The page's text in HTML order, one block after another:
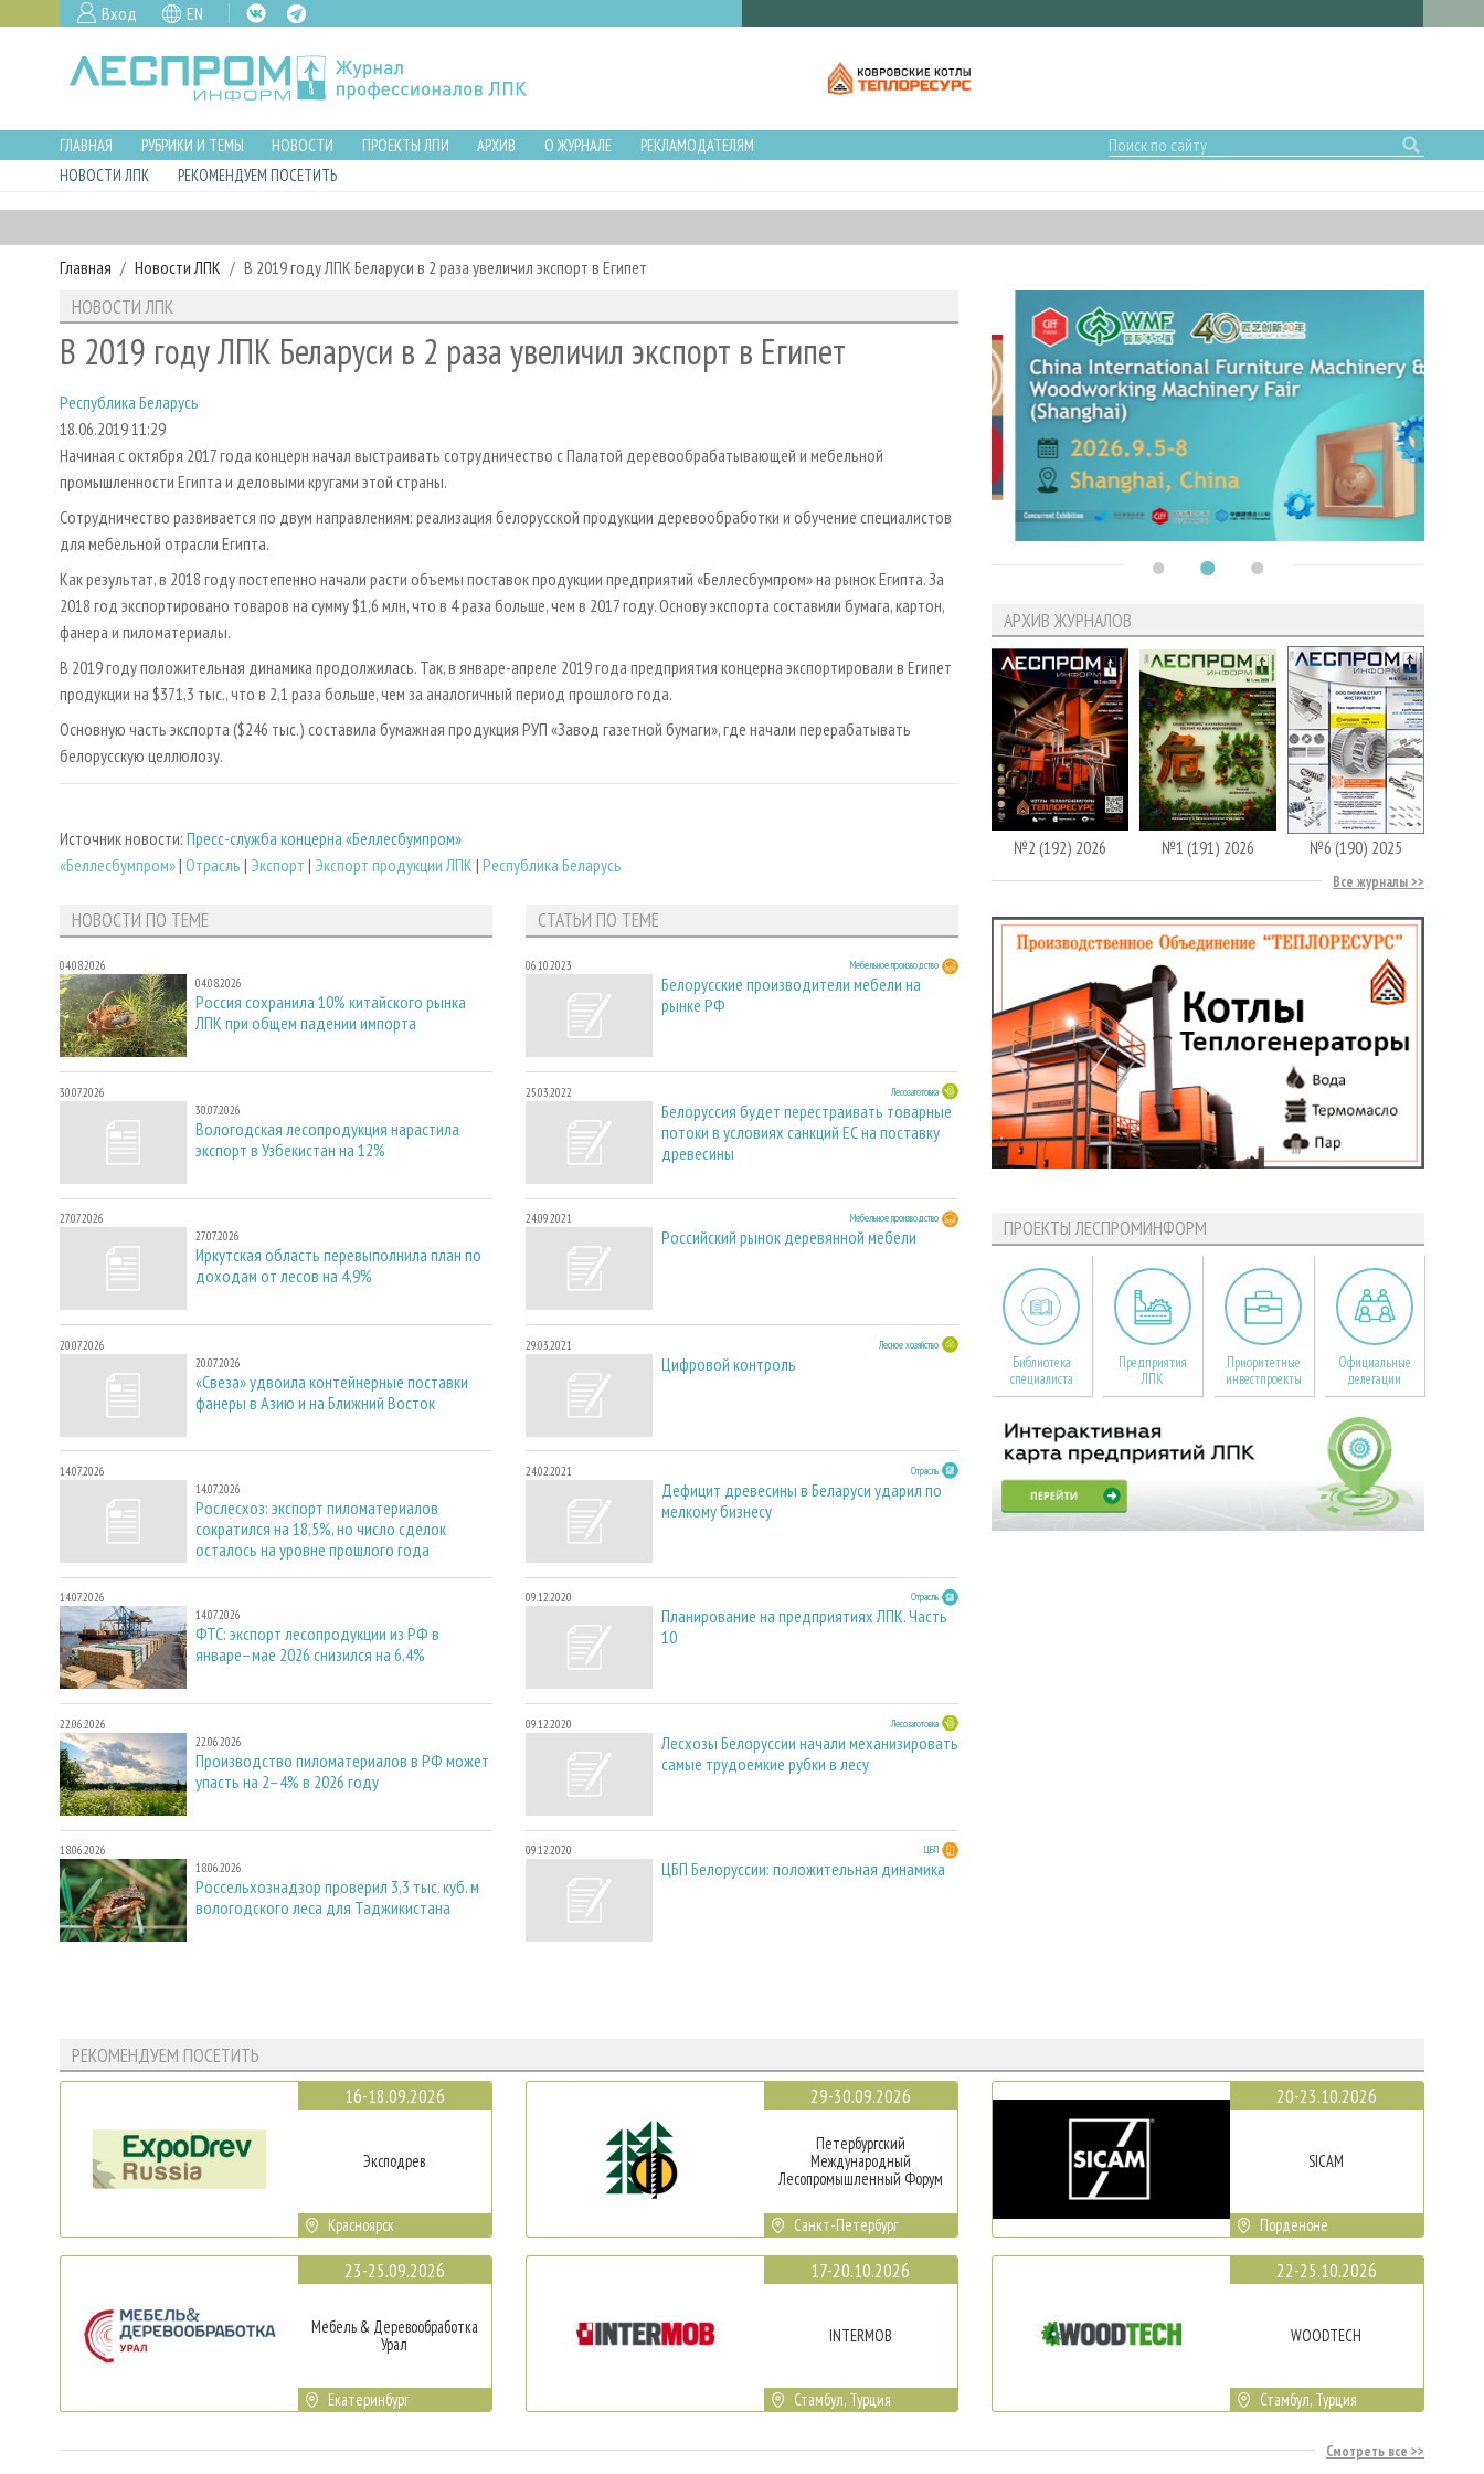
Вход EN
ГЛАВНАЯ РУБРИКИ И ТЕМЫ НОВОСТИ ПРОЕКТЫ ЛПИ АРХИВ О ЖУРНАЛЕ
РЕКЛАМОДАТЕЛЯМ
НОВОСТИ ЛПК
РЕКОМЕНДУЕМ ПОСЕТИТЬ
Главная Новости ЛПК В 2019 году ЛПК Беларуси в 2 раза увеличил экспорт в Египет
НОВОСТИ ЛПК
В 2019 году ЛПК Беларуси в 2 раза увеличил экспорт в Египет
Республика Беларусь
18.06.2019 11:29
Начиная с октября 2017 года концерн начал выстраивать сотрудничество с Палатой деревообрабатывающей и мебельной
промышленности Египта и деловыми кругами этой страны.
Сотрудничество развивается по двум направлениям: реализация белорусской продукции деревообработки и обучение специалистов
для мебельной отрасли Египта.
Как результат, в 2018 году постепенно начали расти объемы поставок продукции предприятий «Беллесбумпром» на рынок Египта. За
2018 год экспортировано товаров на сумму $1,6 млн, что в 4 раза больше, чем в 2017 году. Основу экспорта составили бумага, картон,
фанера и пиломатериалы.
В 2019 году положительная динамика продолжилась. Так, в январе-апреле 2019 года предприятия концерна экспортировали в Египет
продукции на $371,3 тыс., что в 2,1 раза больше, чем за аналогичный период прошлого года.
Основную часть экспорта ($246 тыс.) составила бумажная продукция РУП «Завод газетной бумаги», где начали перерабатывать
белорусскую целлюлозу.
Источник новости: Пресс-служба концерна «Беллесбумпром»
«Беллесбумпром»| Отрасль | Экспорт | Экспорт продукции ЛПК | Республика Беларусь
НОВОСТИ ПО ТЕМЕ
04.08.2026
04.08.2026
Россия сохранила 10% китайского рынка
ЛПК при общем падении импорта
30.07.2026
30.07.2026
Вологодская лесопродукция нарастила
экспорт в Узбекистан на 12%
27.07.2026
27.07.2026
Иркутская область перевыполнила план по
доходам от лесов на 4,9%
20.07.2026
20.07.2026
«Свеза» удвоила контейнерные поставки
фанеры в Азию и на Ближний Восток
14.07.2026
14.07.2026
Рослесхоз: экспорт пиломатериалов
сократился на 18,5%, но число сделок
осталось на уровне прошлого года
14.07.2026
14.07.2026
ФТС: экспорт лесопродукции из РФ в
январе–мае 2026 снизился на 6,4%
22.06.2026
22.06.2026
Производство пиломатериалов в РФ может
упасть на 2–4% в 2026 году
18.06.2026
18.06.2026
Россельхознадзор проверил 3,3 тыс. куб. м
вологодского леса для Таджикистана
СТАТЬИ ПО ТЕМЕ
06.10.2023 Мебельное производство
Белорусские производители мебели на
рынке РФ
25.03.2022 Лесозаготовка
Белоруссия будет перестраивать товарные
потоки в условиях санкций ЕС на поставку
древесины
24.09.2021 Мебельное производство
Российский рынок деревянной мебели
29.03.2021 Лесное хозяйство
Цифровой контроль
24.02.2021 Отрасль
Дефицит древесины в Беларуси ударил по
мелкому бизнесу
09.12.2020 Отрасль
Планирование на предприятиях ЛПК. Часть
10
09.12.2020 Лесозаготовка
Лесхозы Белоруссии начали механизировать
самые трудоемкие рубки в лесу
09.12.2020 ЦБП
ЦБП Белоруссии: положительная динамика
АРХИВ ЖУРНАЛОВ
№2 (192) 2026 №1 (191) 2026 №6 (190) 2025
Все журналы
ПРОЕКТЫ ЛЕСПРОМИНФОРМ
Библиотека
специалиста
Предприятия
ЛПК
Приоритетные
инвестпроекты
Официальные
делегации
РЕКОМЕНДУЕМ ПОСЕТИТЬ
16-18.09.2026
Эксподрев
Красноярск
23-25.09.2026
Мебель & Деревообработка
Урал
Екатеринбург
29-30.09.2026
Петербургский
Международный
Лесопромышленный Форум
Санкт-Петербург
17-20.10.2026
INTERMOB
Стамбул, Турция
20-23.10.2026
SICAM
Порденоне
22-25.10.2026
WOODTECH
Стамбул, Турция
Смотреть все